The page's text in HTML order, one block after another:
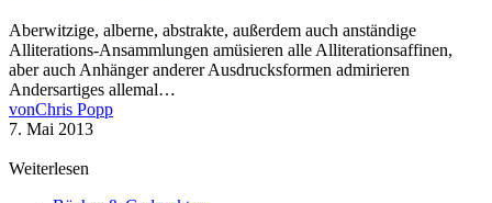
Aberwitzige, alberne, abstrakte, außerdem auch anständige
Alliterations-Ansammlungen amüsieren alle Alliterationsaffinen,
aber auch Anhänger anderer Ausdrucksformen admirieren
Andersartiges allemal…
vonChris Popp
7. Mai 2013
Weiterlesen